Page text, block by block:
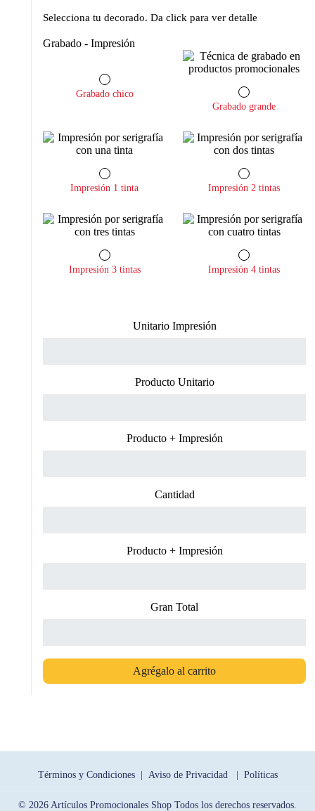
Selecciona tu decorado. Da click para ver detalle
Grabado - Impresión
Grabado chico
Grabado grande
Impresión 1 tinta Impresión 2 tintas
Impresión 3 tintas Impresión 4 tintas
Unitario Impresión
Producto Unitario
Producto + Impresión
Cantidad
Producto + Impresión
Gran Total
Agrégalo al carrito
Términos y Condiciones | Aviso de Privacidad | Políticas
© 2026 Artículos Promocionales Shop Todos los derechos reservados.